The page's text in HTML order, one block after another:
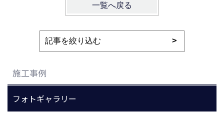
一覧へ戻る
施工事例
フォトギャラリー